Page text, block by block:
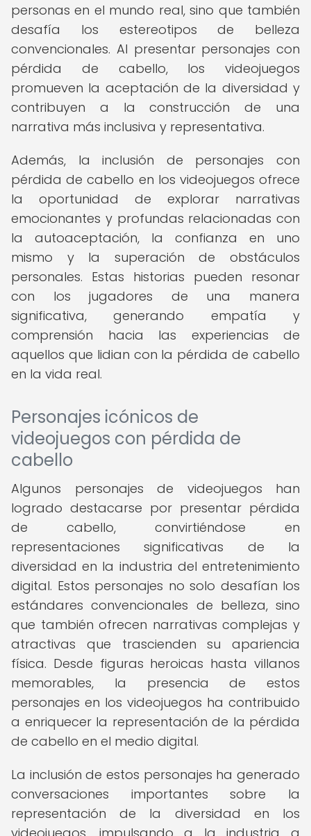
personas en el mundo real, sino que también
desafía los estereotipos de belleza
convencionales. Al presentar personajes con
pérdida de cabello, los videojuegos
promueven la aceptación de la diversidad y
contribuyen a la construcción de una
narrativa más inclusiva y representativa.
Además, la inclusión de personajes con
pérdida de cabello en los videojuegos ofrece
la oportunidad de explorar narrativas
emocionantes y profundas relacionadas con
la autoaceptación, la confianza en uno
mismo y la superación de obstáculos
personales. Estas historias pueden resonar
con los jugadores de una manera
significativa, generando empatía y
comprensión hacia las experiencias de
aquellos que lidian con la pérdida de cabello
en la vida real.
Personajes icónicos de
videojuegos con pérdida de
cabello
Algunos personajes de videojuegos han
logrado destacarse por presentar pérdida
de cabello, convirtiéndose en
representaciones significativas de la
diversidad en la industria del entretenimiento
digital. Estos personajes no solo desafían los
estándares convencionales de belleza, sino
que también ofrecen narrativas complejas y
atractivas que trascienden su apariencia
física. Desde figuras heroicas hasta villanos
memorables, la presencia de estos
personajes en los videojuegos ha contribuido
a enriquecer la representación de la pérdida
de cabello en el medio digital.
La inclusión de estos personajes ha generado
conversaciones importantes sobre la
representación de la diversidad en los